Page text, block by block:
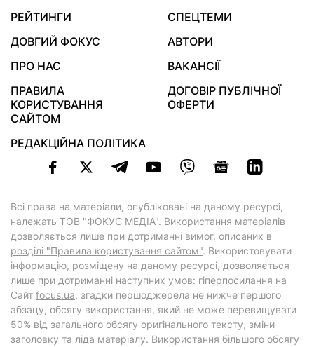
РЕЙТИНГИ
СПЕЦТЕМИ
ДОВГИЙ ФОКУС
АВТОРИ
ПРО НАС
ВАКАНСІЇ
ПРАВИЛА
КОРИСТУВАННЯ
САЙТОМ
ДОГОВІР ПУБЛІЧНОЇ
ОФЕРТИ
РЕДАКЦІЙНА ПОЛІТИКА
Всі права на матеріали, опубліковані на даному ресурсі,
належать ТОВ "ФОКУС МЕДІА". Використання матеріалів
дозволяється лише при дотриманні вимог, описаних в
розділі "Правила користування сайтом". Використовувати
інформацію, розміщену на даному ресурсі, дозволяється
лише при дотриманні наступних умов: гіперпосилання на
Cайт focus.ua, згадки першоджерела не нижче першого
абзацу, обсягу використання, який не може перевищувати
50% від загального обсягу оригінального тексту, зміни
заголовку та ліда матеріалу. Використання більшого обсягу